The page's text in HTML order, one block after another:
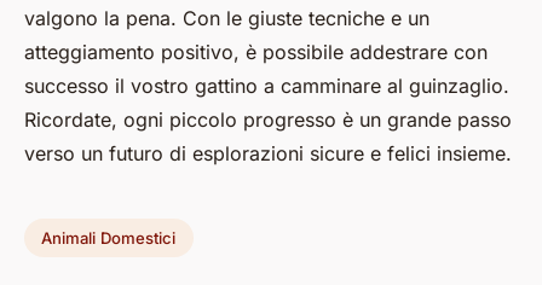
valgono la pena. Con le giuste tecniche e un
atteggiamento positivo, è possibile addestrare con
successo il vostro gattino a camminare al guinzaglio.
Ricordate, ogni piccolo progresso è un grande passo
verso un futuro di esplorazioni sicure e felici insieme.
Animali Domestici